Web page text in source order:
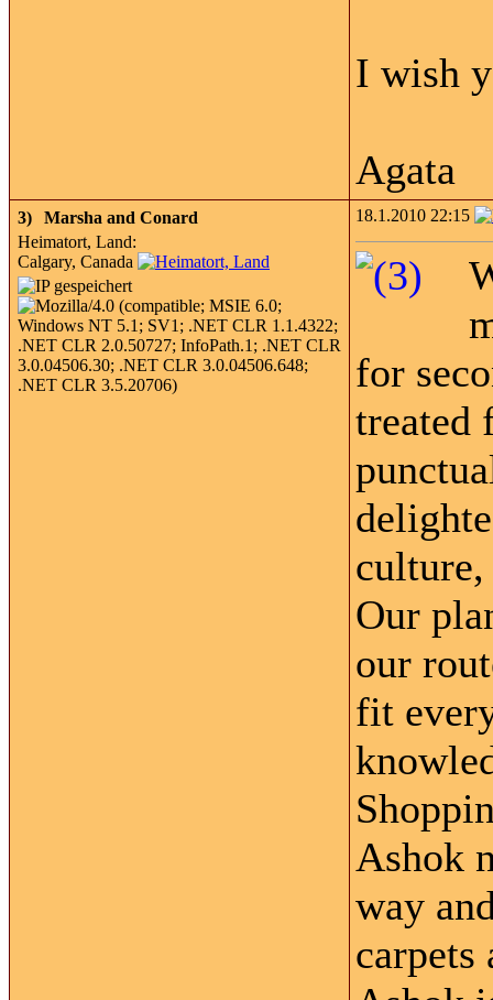
I wish
Agata
3)
Marsha and Conard
Heimatort, Land:
Calgary, Canada
18.1.2010 22:15
for
treated
Our
our
fit
Ashok
way